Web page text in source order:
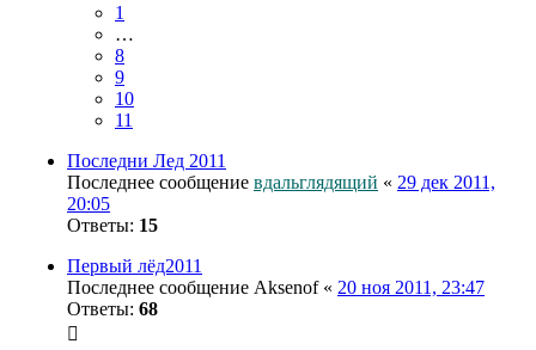
1
…
8
9
10
11
Последни Лед 2011
Последнее сообщение вдальглядящий « 29 дек 2011,
20:05
Ответы: 15
Первый лёд2011
Последнее сообщение Aksenof« 20 ноя 2011, 23:47
Ответы: 68